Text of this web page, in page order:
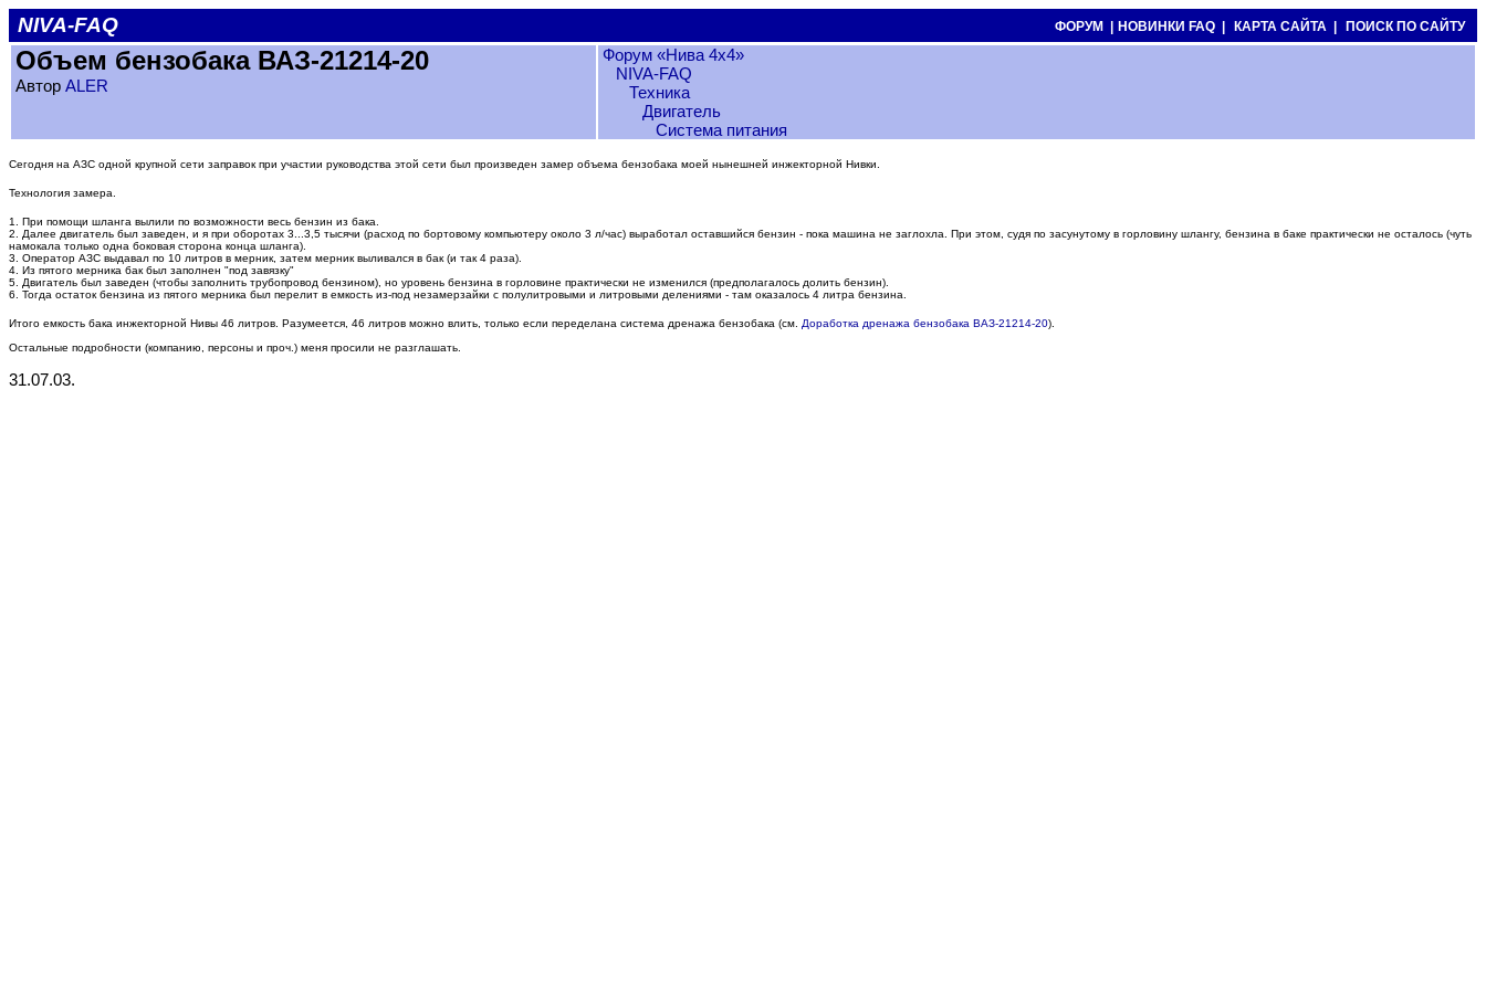
NIVA-FAQ ФОРУМ | НОВИНКИ FAQ | КАРТА САЙТА | ПОИСК ПО САЙТУ
Объем бензобака ВАЗ-21214-20
Автор ALER
Форум «Нива 4х4»
NIVA-FAQ
Техника
Двигатель
Система питания
Сегодня на АЗС одной крупной сети заправок при участии руководства этой сети был произведен замер объема бензобака моей нынешней инжекторной Нивки.
Технология замера.
1. При помощи шланга вылили по возможности весь бензин из бака.
2. Далее двигатель был заведен, и я при оборотах 3...3,5 тысячи (расход по бортовому компьютеру около 3 л/час) выработал оставшийся бензин - пока машина не заглохла. При этом, судя по засунутому в горловину шлангу, бензина в баке практически не осталось (чуть
намокала только одна боковая сторона конца шланга).
3. Оператор АЗС выдавал по 10 литров в мерник, затем мерник выливался в бак (и так 4 раза).
4. Из пятого мерника бак был заполнен "под завязку"
5. Двигатель был заведен (чтобы заполнить трубопровод бензином), но уровень бензина в горловине практически не изменился (предполагалось долить бензин).
6. Тогда остаток бензина из пятого мерника был перелит в емкость из-под незамерзайки с полулитровыми и литровыми делениями - там оказалось 4 литра бензина.
Итого емкость бака инжекторной Нивы 46 литров. Разумеется, 46 литров можно влить, только если переделана система дренажа бензобака (см. Доработка дренажа бензобака ВАЗ-21214-20).
Остальные подробности (компанию, персоны и проч.) меня просили не разглашать.
31.07.03.